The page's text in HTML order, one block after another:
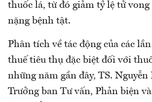
thuốc lá, từ đó giảm tỷ lệ tử vong
nặng bệnh tật.
Phân tích về tác động của các
thuế tiêu thụ đặc biệt đối với
những năm gần đây, TS. Nguyễn
Trưởng ban Tư vấn, Phản biện